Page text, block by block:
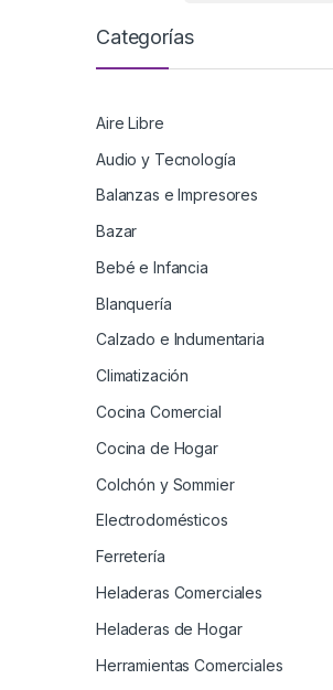
Categorías
Aire Libre
Audio y Tecnología
Balanzas e Impresores
Bazar
Bebé e Infancia
Blanquería
Calzado e Indumentaria
Climatización
Cocina Comercial
Cocina de Hogar
Colchón y Sommier
Electrodomésticos
Ferretería
Heladeras Comerciales
Heladeras de Hogar
Herramientas Comerciales